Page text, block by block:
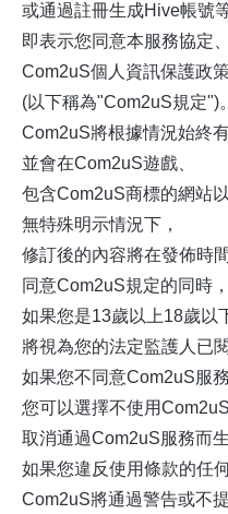
或通過註冊生成Hive帳號
即表示您同意本服務協定、
Com2uS個人資訊保護政
(以下稱為"Com2uS規定")。
Com2uS將根據情況始終
並會在Com2uS遊戲、
包含Com2uS商標的網站
無特殊明示情況下，
修訂後的內容將在發佈時
同意Com2uS規定的同時
如果您是13歲以上18歲以
將視為您的法定監護人已
如果您不同意Com2uS服
您可以選擇不使用Com2uS
取消通過Com2uS服務而
如果您違反使用條款的任
Com2uS將通過警告或不